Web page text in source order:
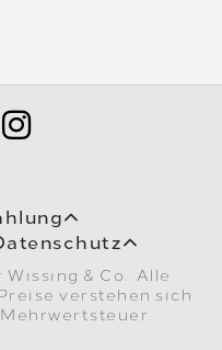
& Co.. Alle
verstehen sich